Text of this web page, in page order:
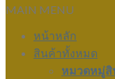
MAIN MENU
หน้าหลัก
สินค้าทั้งหมด
หมวดหมู่สิ